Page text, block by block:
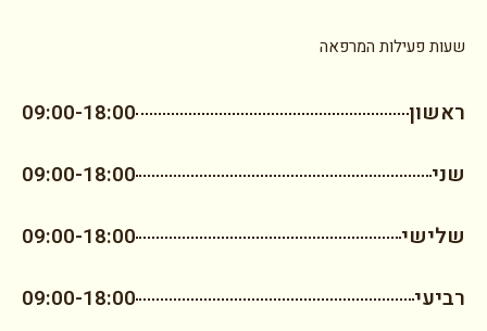
שעות פעילות המרפאה
ראשון 09:00-18:00
שני 09:00-18:00
שלישי 09:00-18:00
רביעי 09:00-18:00